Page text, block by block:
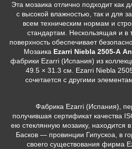
Эта мозаика отлично подходит как
с высокой влажностью, так и для
всем техническим нормам и
стандартам. Нескользящая и в
поверхность обеспечивает
Мозаика Ezarri Niebla 2505-А
фабрики Ezarri (Испания) из
49.5 × 31.3 см. Ezarri Niebla
сочетается с другими
Фабрика Ezarri (Испания),
получившая сертификат качества
ею стеклянную мозаику, находится
Басков — провинции Гипускоа, в
своего существования фирма